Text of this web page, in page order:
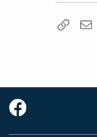
WhatsAppדואר אלקטרוני